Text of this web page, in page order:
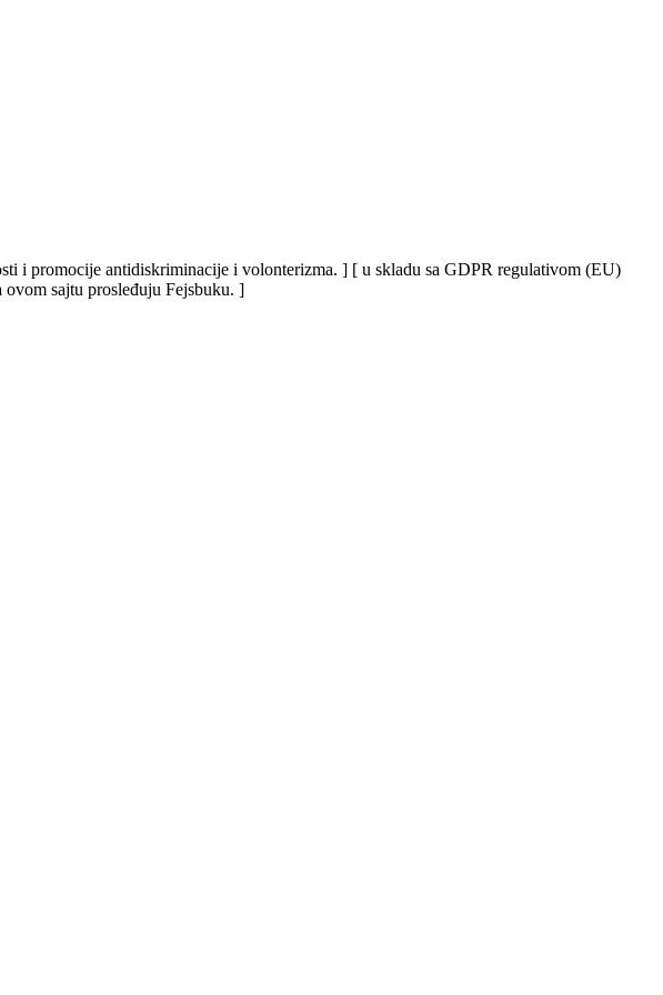
i promocije antidiskriminacije i volonterizma. ] [ u skladu sa GDPR regulativom (EU)
ovom sajtu prosleđuju Fejsbuku. ]